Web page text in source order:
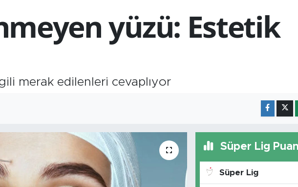
14.598,00
%0
yüzü: Estetik
merak edilenleri cevaplıyor
Süper Lig
Süper Lig